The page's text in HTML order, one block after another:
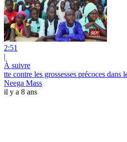
2:51
|
À suivre
tte contre les grossesses précoces dans
Neega Mass
il y a 8 ans